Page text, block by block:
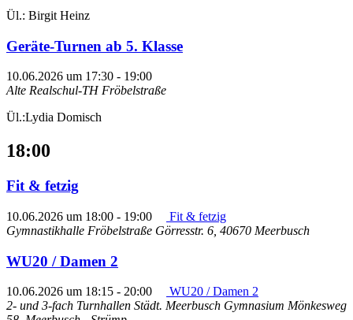
Ül.: Birgit Heinz
Geräte-Turnen ab 5. Klasse
10.06.2026 um 17:30 - 19:00
Alte Realschul-TH Fröbelstraße
Ül.:Lydia Domisch
18:00
Fit & fetzig
10.06.2026 um 18:00 - 19:00
Fit & fetzig
Gymnastikhalle Fröbelstraße Görresstr. 6, 40670 Meerbusch
WU20 / Damen 2
10.06.2026 um 18:15 - 20:00
WU20 / Damen 2
2- und 3-fach Turnhallen Städt. Meerbusch Gymnasium Mönkesweg